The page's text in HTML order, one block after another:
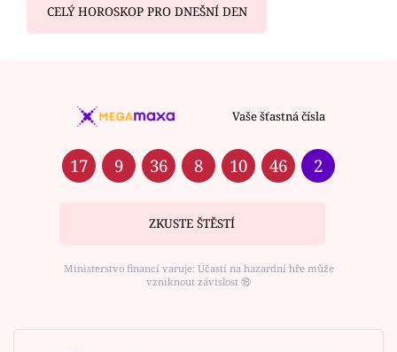
CELÝ HOROSKOP PRO DNEŠNÍ DEN
Vaše šťastná čísla
17 9 36 8 10 46 2
ZKUSTE ŠTĚSTÍ
Ministerstvo financí varuje: Účastí na hazardní hře může
vzniknout závislost ⑱